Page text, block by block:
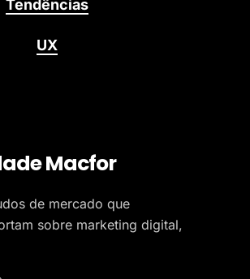
Tendências
UX
Macfor
de mercado que
sobre marketing digital,